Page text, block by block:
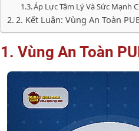
Áp Lực Tâm Lý Và Sức Mạnh
2. Kết Luận: Vùng An Toàn
1. Vùng An Toàn